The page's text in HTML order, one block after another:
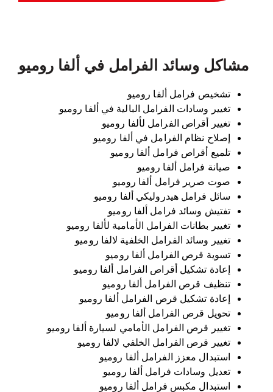
مشاكل وسائد الفرامل في ألفا روميو
تشخيص فرامل ألفا روميو
تغيير وسادات الفرامل البالية في ألفا روميو
تغيير أقراص الفرامل لألفا روميو
إصلاح نظام الفرامل في ألفا روميو
تلميع أقراص فرامل ألفا روميو
صيانة فرامل ألفا روميو
صوت صرير فرامل ألفا روميو
سائل فرامل هيدروليكي ألفا روميو
تفتيش وسائد فرامل ألفا روميو
تغيير بطانات الفرامل الأمامية لألفا روميو
تغيير وسائد الفرامل الخلفية لالفا روميو
تسوية قرص الفرامل ألفا روميو
إعادة تشكيل أقراص الفرامل ألفا روميو
تنظيف قرص الفرامل ألفا روميو
إعادة تشكيل قرص الفرامل ألفا روميو
تحويل قرص الفرامل ألفا روميو
تغيير قرص الفرامل الأمامي لسيارة ألفا روميو
تغيير قرص الفرامل الخلفي لالفا روميو
استبدال معزز الفرامل ألفا روميو
تعديل وسادات فرامل ألفا روميو
استبدال مكبس فرامل ألفا روميو